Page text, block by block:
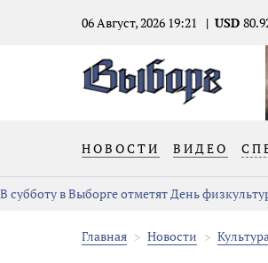
06 Август, 2026 19:21 USD
НОВОСТИ ВИДЕО
В субботу в Выборге отметят День
Главная Новости